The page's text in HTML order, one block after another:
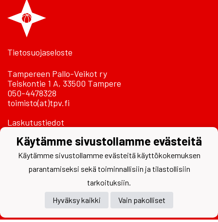
Tietosuojaseloste
Tampereen Pallo-Veikot ry
Teiskontie 1 A, 33500 Tampere
050-4478328
toimisto(at)tpv.fi
Laskutustiedot
Käytämme sivustollamme evästeitä
Käytämme sivustollamme evästeitä käyttökokemuksen
parantamiseksi sekä toiminnallisiin ja tilastollisiin
tarkoituksiin.
Hyväksy kaikki
Vain pakolliset